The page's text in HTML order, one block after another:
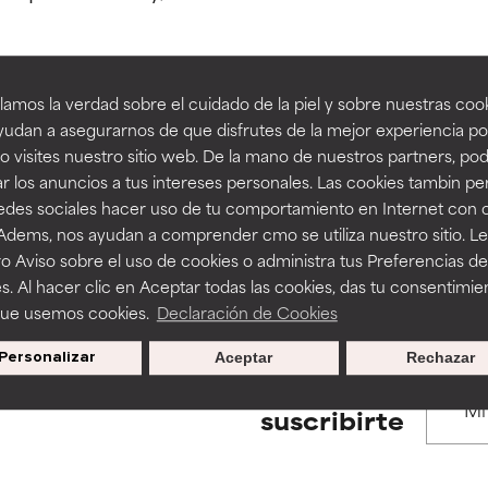
la verdad sobre el cuidado de la piel y sobre nuestras
a asegurarnos de que disfrutes de la mejor experiencia
visites nuestro sitio web. De la mano de nuestros partners,
los anuncios a tus intereses personales. Las cookies tambin
sociales hacer uso de tu comportamiento en Internet con
nos ayudan a comprender cmo se utiliza nuestro sitio.
Aviso sobre el uso de cookies o administra tus Preferencias de
Al hacer clic en Aceptar todas las cookies, das tu
usemos cookies. Declaración de Cookies
Personalizar Rechazar
Aceptar
BACK TO SEARCH
to assess ingredients in this dictionary. Regulations
tan beneficiosos como los de la categoría excelente, suelen ser
la estabilidad o la absorción de una fórmula.
ciertas limitaciones en cuanto a su apariencia, estabilidad o
básicos o que no cuentan con suficiente respaldo científico.
algunos beneficios se recomienda evitarlo por su
efectos adversos como irritación, inflamación o
se utiliza en altas concentraciones o junto con otros
tan beneficiosos como los de la categoría excelente, suelen ser
la estabilidad o la absorción de una fórmula.
ciertas limitaciones en cuanto a su apariencia, estabilidad o
básicos o que no cuentan con suficiente respaldo científico.
algunos beneficios se recomienda evitarlo por su
efectos adversos como irritación, inflamación o
se utiliza en altas concentraciones o junto con otros
suscribirte